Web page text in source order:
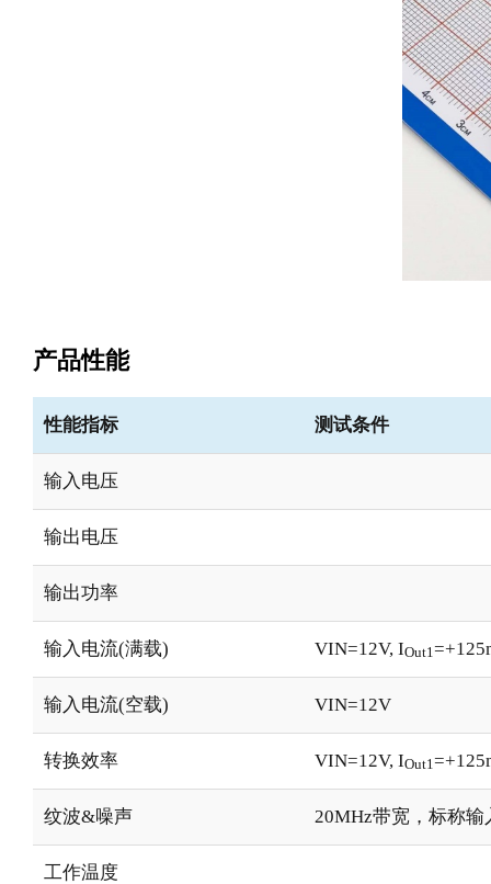
产品性能
性能指标 测试条件
输入电压
输出电压
输出功率
输入电流(满载) VIN=12V, IOut1
输入电流(空载) VIN=12V
转换效率 VIN=12V, IOut1
纹波&噪声 20MHz带宽，标称输
工作温度